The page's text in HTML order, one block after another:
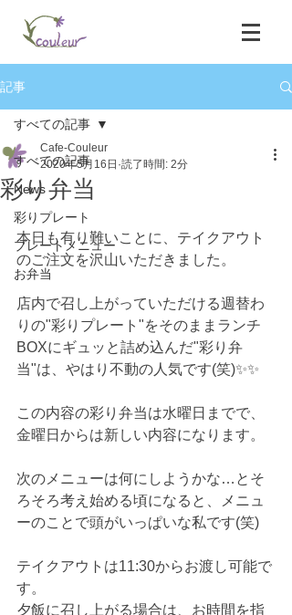
記事
すべての記事
News
彩りプレート
プレートメニュー
お弁当
すべての記事
彩り弁当
Cafe-Couleur
2020年5月16日 読了時間: 2分
本日も有り難いことに、テイクアウト
のご注文を沢山いただきました。
店内で召し上がっていただける週替わ
りの"彩りプレート"をそのままランチ
BOXにギュッと詰め込んだ"彩り弁
当"は、やはり不動の人気です(笑)✨✨
この内容の彩り弁当は水曜日までで、
金曜日からは新しい内容になります。
次のメニューは何にしようかな…とそ
ろそろ考え始める頃になると、メニュ
ーのことで頭がいっぱいな私です(笑)
テイクアウトは11:30からお渡し可能で
す。
夕飯に召し上がる場合は、お時間を指